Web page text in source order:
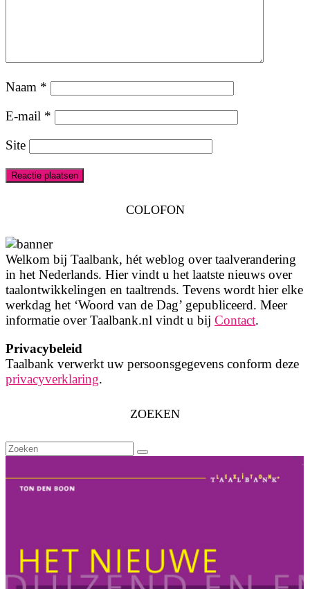
Naam *
E-mail *
Site
COLOFON
Welkom bij Taalbank, hét weblog over taalverandering
in het Nederlands. Hier vindt u het laatste nieuws over
taalontwikkelingen en taaltrends. Tevens wordt hier elke
werkdag het ‘Woord van de Dag’ gepubliceerd. Meer
informatie over Taalbank.nl vindt u bij Contact.
Privacybeleid
Taalbank verwerkt uw persoonsgegevens conform deze
privacyverklaring.
ZOEKEN
Zoeken